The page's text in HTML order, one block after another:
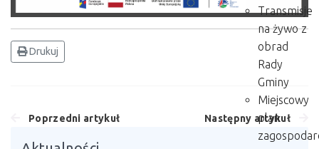
Transmisje
na żywo z
obrad
Rady
Gminy
Miejscowy
plan
Drukuj
Poprzedni artykuł Następny artykuł